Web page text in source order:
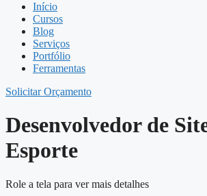
Início
Cursos
Blog
Serviços
Portfólio
Ferramentas
Solicitar Orçamento
Desenvolvedor de
Esporte
Role a tela para ver mais detalhes